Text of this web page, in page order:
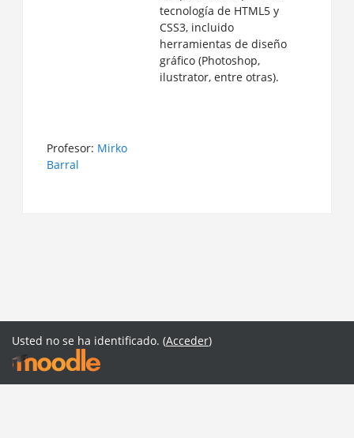
tecnología de HTML5 y
CSS3, incluido
herramientas de diseño
gráfico (Photoshop,
ilustrator, entre otras).
Profesor: Mirko
Barral
Usted no se ha identificado. (Acceder)